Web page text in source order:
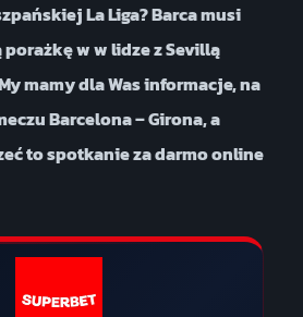
La Liga? Barca musi
w w lidze z Sevillą
mamy dla Was informacje, na
Barcelona – Girona, a
to spotkanie za darmo online